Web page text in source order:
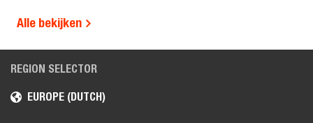
Alle bekijken
REGION SELECTOR
EUROPE (DUTCH)